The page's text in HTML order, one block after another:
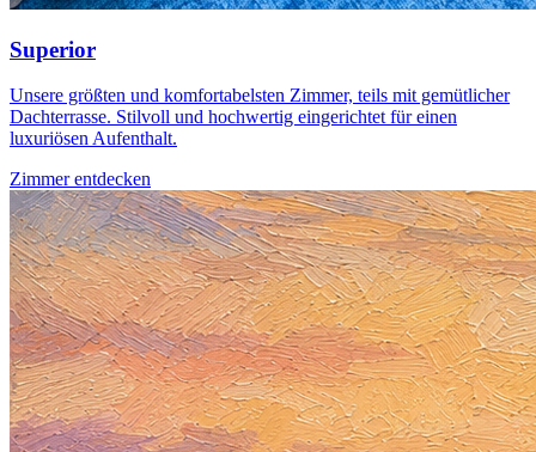
Superior
Unsere größten und komfortabelsten Zimmer, teils mit gemütlicher
Dachterrasse. Stilvoll und hochwertig eingerichtet für einen
luxuriösen Aufenthalt.
Zimmer entdecken